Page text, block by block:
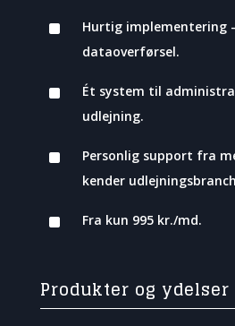
^
Hurtig implementering
dataoverførsel.
^
Ét system til
udlejning.
^
Personlig support fra
kender
^ Fra kun 995 kr./md.
Produkter og ydelser